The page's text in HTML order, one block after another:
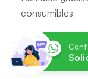
consumibles